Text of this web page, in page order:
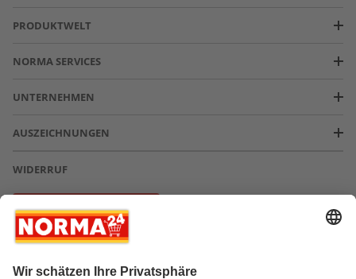
PRODUKTWELT
NORMA SERVICES
UNTERNEHMEN
AUSZEICHNUNGEN
WIDERRUF
Vertrag widerrufen